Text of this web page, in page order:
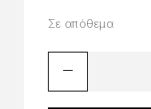
Σε απόθεμα